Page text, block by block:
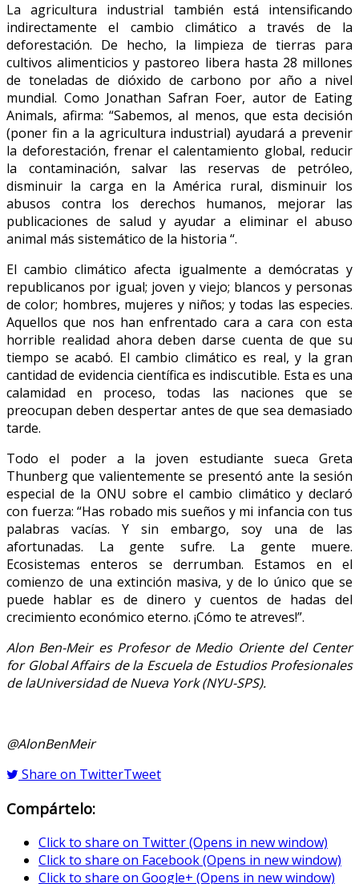
La agricultura industrial también está intensificando
indirectamente el cambio climático a través de la
deforestación. De hecho, la limpieza de tierras para
cultivos alimenticios y pastoreo libera hasta 28 millones
de toneladas de dióxido de carbono por año a nivel
mundial. Como Jonathan Safran Foer, autor de Eating
Animals, afirma: “Sabemos, al menos, que esta decisión
(poner fin a la agricultura industrial) ayudará a prevenir
la deforestación, frenar el calentamiento global, reducir
la contaminación, salvar las reservas de petróleo,
disminuir la carga en la América rural, disminuir los
abusos contra los derechos humanos, mejorar las
publicaciones de salud y ayudar a eliminar el abuso
animal más sistemático de la historia “.
El cambio climático afecta igualmente a demócratas y
republicanos por igual; joven y viejo; blancos y personas
de color; hombres, mujeres y niños; y todas las especies.
Aquellos que nos han enfrentado cara a cara con esta
horrible realidad ahora deben darse cuenta de que su
tiempo se acabó. El cambio climático es real, y la gran
cantidad de evidencia científica es indiscutible. Esta es una
calamidad en proceso, todas las naciones que se
preocupan deben despertar antes de que sea demasiado
tarde.
Todo el poder a la joven estudiante sueca Greta
Thunberg que valientemente se presentó ante la sesión
especial de la ONU sobre el cambio climático y declaró
con fuerza: “Has robado mis sueños y mi infancia con tus
palabras vacías. Y sin embargo, soy una de las
afortunadas. La gente sufre. La gente muere.
Ecosistemas enteros se derrumban. Estamos en el
comienzo de una extinción masiva, y de lo único que se
puede hablar es de dinero y cuentos de hadas del
crecimiento económico eterno. ¡Cómo te atreves!”.
Alon Ben-Meir es Profesor de Medio Oriente del Center
for Global Affairs de la Escuela de Estudios Profesionales
de laUniversidad de Nueva York (NYU-SPS).
@AlonBenMeir
Share on TwitterTweet
Compártelo:
Click to share on Twitter (Opens in new window)
Click to share on Facebook (Opens in new window)
Click to share on Google+ (Opens in new window)